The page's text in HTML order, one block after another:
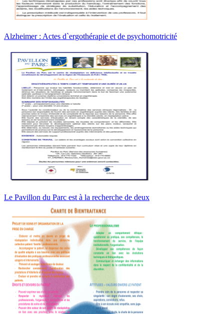
Alzheimer : Actes d`ergothérapie et de psychomotricité
Le Pavillon du Parc est à la recherche de deux